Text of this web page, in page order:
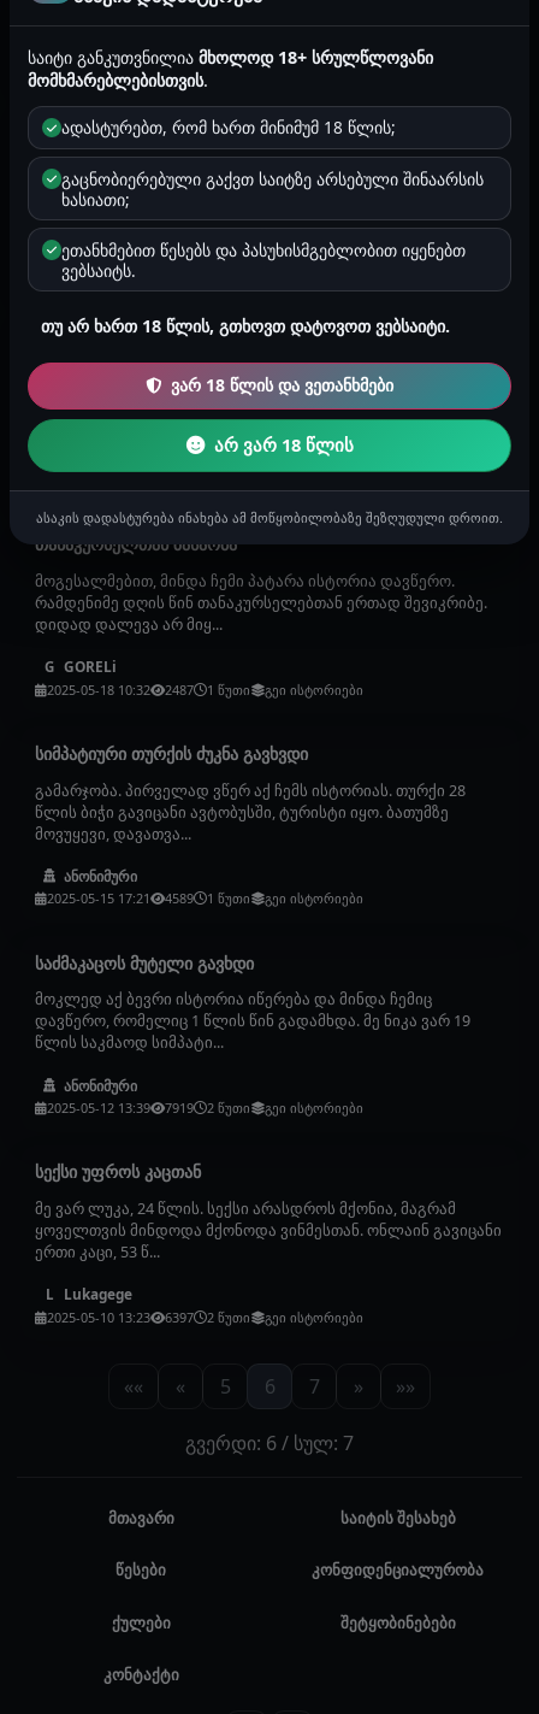
2025-06-13 23:33 3615 1 წუთი გეი ისტორიები
ახალგაზრდა ტაქსის მძღოლმა პირში მომცა!
გამარჯობა. აქ უკვე მეორედ ვწერ ჩემს ისტორიას. ეს არის
ნამდვილი და არა გამოგონებული თუ შეთხზული. მოკლედ,
გვიანი ღამეა. ტა...
C Cezari
2025-06-01 17:12
დასაწყისი 2
როგორც დაგპირდით გაგრძელებას დავწერ. იმედია
მოგეწონათ ჩემი ისტორია. სამი დღის მერე რომ დამითქვა
გიომ შეხვედრა ბევრი ვიფი...
თანაკურსელთან ზასაობა
მოგესალმებით, მინდა ჩემი პატარა ისტორია დავწერო.
რამდენიმე დღის წინ თანაკურსელებთან ერთად შევიკრიბე.
დიდად დალევა არ მიყ...
G GORELi
2025-05-18 10:32 2487 1 წუთი გეი ისტორიები
სიმპატიური თურქის ძუკნა გავხვდი
გამარჯობა. პირველად ვწერ აქ ჩემს ისტორიას. თურქი 28
წლის ბიჭი გავიცანი ავტობუსში, ტურისტი იყო. ბათუმზე
მოვუყევი, დავათვა...
ანონიმური
2025-05-15 17:21 4589 1 წუთი გეი ისტორიები
საძმაკაცოს მუტელი გავხდი
მოკლედ აქ ბევრი ისტორია იწერება და მინდა ჩემიც
დავწერო, რომელიც 1 წლის წინ გადამხდა. მე ნიკა ვარ 19
წლის საკმაოდ სიმპატი...
ანონიმური
2025-05-12 13:39 7919 2 წუთი გეი ისტორიები
სექსი უფროს კაცთან
მე ვარ ლუკა, 24 წლის. სექსი არასდროს მქონია, მაგრამ
ყოველთვის მინდოდა მქონოდა ვინმესთან. ონლაინ გავიცანი
ერთი კაცი, 53 წ...
L Lukagege
2025-05-10 13:23 6397 2 წუთი გეი ისტორიები
«« « 5 6 7 » »»
გვერდი: 6 / სულ: 7
მთავარი საიტის შესახებ
წესები კონფიდენციალურობა
ქულები შეტყობინებები
კონტაქტი
საიტი განკუთვნილიამხოლოდ 18+ სრულწლოვანი
მომხმარებლებისთვის.
ადასტურებთ, რომ ხართ მინიმუმ 18 წლის;
გაცნობიერებული გაქვთ საიტზე არსებული შინაარსის
ხასიათი;
ეთანხმებით წესებს და პასუხისმგებლობით იყენებთ
ვებსაიტს.
თუ არ ხართ 18 წლის, გთხოვთ დატოვოთ ვებსაიტი.
ვარ 18 წლის და ვეთანხმები
არ ვარ 18 წლის
ასაკის დადასტურება ინახება ამ მოწყობილობაზე შეზღუდული დროით.